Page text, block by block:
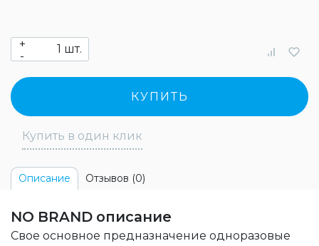
+
-
шт.
КУПИТЬ
Купить в один клик
Описание Отзывов (0)
NO BRAND описание
Свое основное предназначение одноразовые